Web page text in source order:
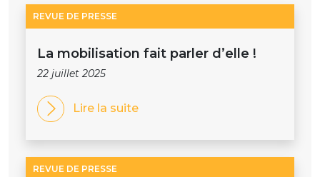
REVUE DE PRESSE
La mobilisation fait parler d’elle !
22 juillet 2025
Lire la suite
REVUE DE PRESSE